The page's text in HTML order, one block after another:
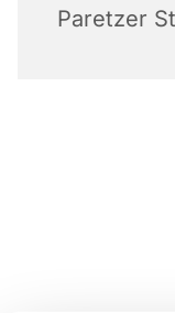
Paretzer